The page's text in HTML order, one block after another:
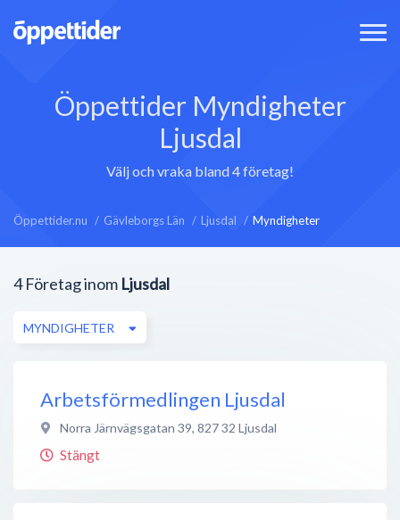
Öppettider Myndigheter
Ljusdal
Välj och vraka bland 4 företag!
Öppettider.nu Gävleborgs Län Ljusdal Myndigheter
4 Företag inom Ljusdal
MYNDIGHETER
Arbetsförmedlingen Ljusdal
Norra Järnvägsgatan 39, 827 32 Ljusdal
Stängt